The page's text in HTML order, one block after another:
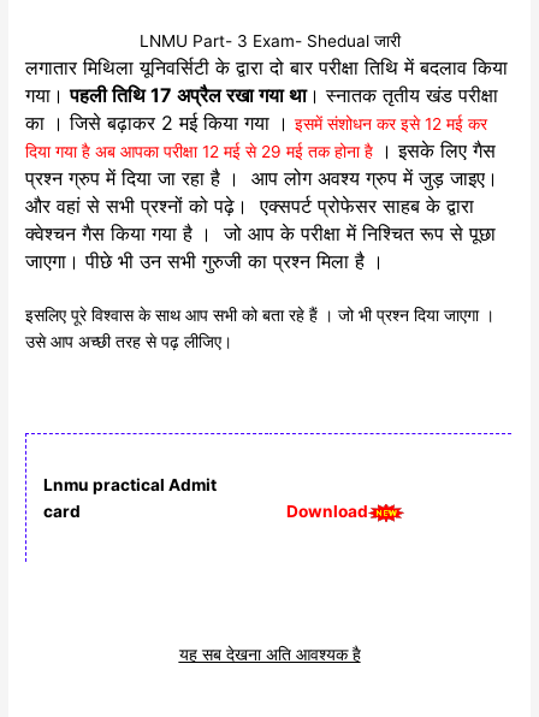
LNMU Part- 3 Exam- Shedual जारी
लगातार मिथिला यूनिवर्सिटी के द्वारा दो बार परीक्षा तिथि में बदलाव किया
गया।पहली तिथि 17 अप्रैल रखा गया था। स्नातक तृतीय खंड परीक्षा
का । जिसे बढ़ाकर 2 मई किया गया ।इसमें संशोधन कर इसे 12 मई कर
दिया गया है अब आपका परीक्षा 12 मई से 29 मई तक होना है
। इसके लिए गैस
प्रश्न ग्रुप में दिया जा रहा है । आप लोग अवश्य ग्रुप में जुड़ जाइए।
और वहां से सभी प्रश्नों को पढ़े। एक्सपर्ट प्रोफेसर साहब के द्वारा
क्वेश्चन गैस किया गया है । जो आप के परीक्षा में निश्चित रूप से पूछा
जाएगा। पीछे भी उन सभी गुरुजी का प्रश्न मिला है ।
इसलिए पूरे विश्वास के साथ आप सभी को बता रहे हैं । जो भी प्रश्न दिया जाएगा ।
उसे आप अच्छी तरह से पढ़ लीजिए।
Lnmu practical Admit
card
Download
यह सब देखना अति आवश्यक है